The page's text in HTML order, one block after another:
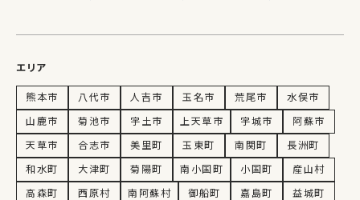
エリア
熊本市 八代市 人吉市 玉名市 荒尾市
水俣市
山鹿市
菊池市 宇土市 上天草市 宇城市
阿蘇市
天草市
合志市 美里町 玉東町 南関町
長洲町
和水町
大津町 菊陽町 南小国町 小国町
産山村
高森町
西原村 南阿蘇村 御船町 嘉島町
益城町